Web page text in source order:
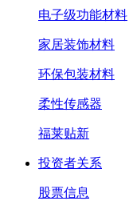
电子级功能材料
家居装饰材料
环保包装材料
柔性传感器
福莱贴新
投资者关系
股票信息